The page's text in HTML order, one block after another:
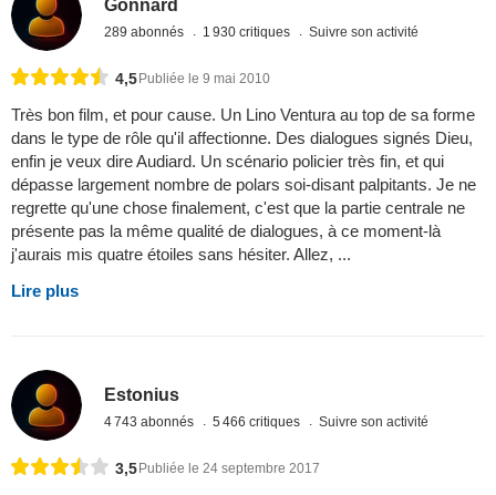
Gonnard
289 abonnés 1 930 critiques Suivre son activité
4,5Publiée le 9 mai 2010
Très bon film, et pour cause. Un Lino Ventura au top de sa forme
dans le type de rôle qu'il affectionne. Des dialogues signés Dieu,
enfin je veux dire Audiard. Un scénario policier très fin, et qui
dépasse largement nombre de polars soi-disant palpitants. Je ne
regrette qu'une chose finalement, c'est que la partie centrale ne
présente pas la même qualité de dialogues, à ce moment-là
j'aurais mis quatre étoiles sans hésiter. Allez, ...
Lire plus
Estonius
4 743 abonnés 5 466 critiques Suivre son activité
3,5Publiée le 24 septembre 2017